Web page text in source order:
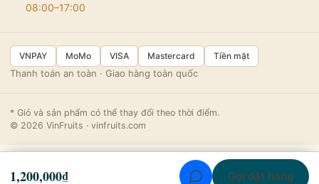
08:00–17:00
VNPAY MoMo VISA Mastercard Tiền mặt
Thanh toán an toàn · Giao hàng toàn quốc
* Giỏ và sản phẩm có thể thay đổi theo thời điểm.
© 2026 VinFruits · vinfruits.com
1,200,000₫ Gọi đặt hàng